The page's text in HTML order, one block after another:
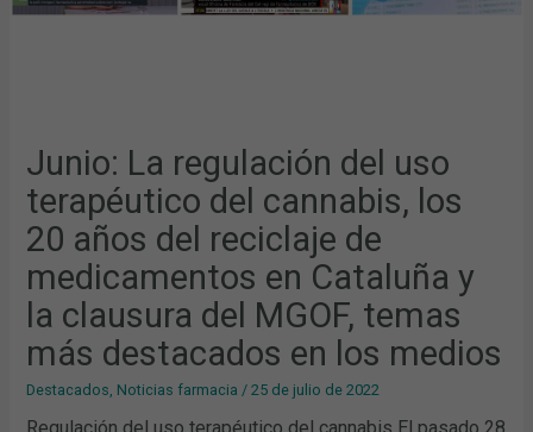
Junio: La regulación del uso
terapéutico del cannabis, los
20 años del reciclaje de
medicamentos en Cataluña y
la clausura del MGOF, temas
más destacados en los medios
Destacados Noticias farmacia /25 de julio de 2022
Regulación del uso terapéutico del cannabis El pasado 28
MEDICAMENTOS
EN
MÁS
DESTACADOS
EN
LOS
MEDIOS